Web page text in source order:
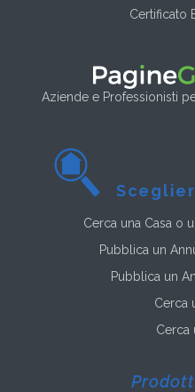
Certificato
Aziende e Professionisti
Cerca una Casa o
Pubblica un
Pubblica un
Cerca
Cerca